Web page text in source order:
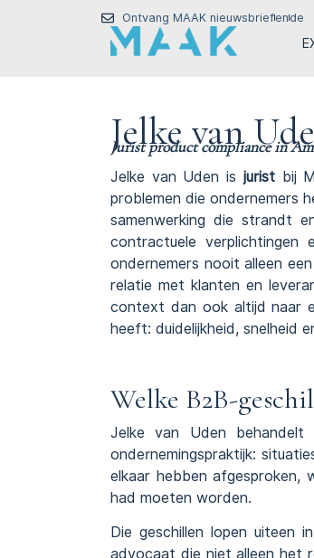
Ontvang MAAK nieuwsbriefende
Jelke van
Jurist product compliance in
Jelke van Uden is juristbij
problemen die ondernemers
samenwerking die strandt
contractuele
ondernemers nooit alleen
relatie met klanten en
context dan ook altijd naar
heeft: duidelijkheid, snelheid
Welke B2B-
Jelke van Uden
ondernemingspraktijk:
elkaar hebben afgesproken,
had moeten worden.
Die geschillen lopen uiteen
advocaat die niet alleen het